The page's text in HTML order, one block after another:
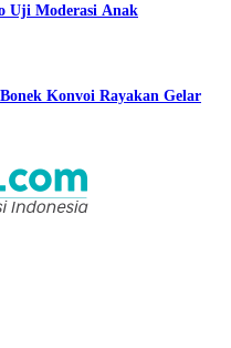
Uji Moderasi Anak
Konvoi Rayakan Gelar